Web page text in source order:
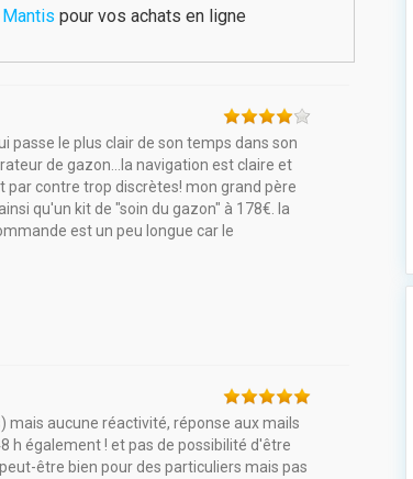
pour vos achats en ligne
le plus clair de son temps dans son
de gazon...la navigation est claire et
par contre trop discrètes! mon grand père
qu'un kit de "soin du gazon" à 178€. la
est un peu longue car le
aucune réactivité, réponse aux mails
h également ! et pas de possibilité d'être
être bien pour des particuliers mais pas